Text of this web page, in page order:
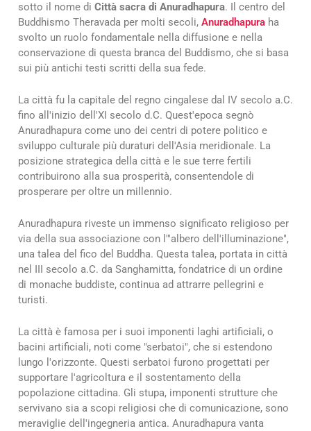
sotto il nome di Città sacra di Anuradhapura. Il centro del
Buddhismo Theravada per molti secoli, Anuradhapura ha
svolto un ruolo fondamentale nella diffusione e nella
conservazione di questa branca del Buddismo, che si basa
sui più antichi testi scritti della sua fede.
La città fu la capitale del regno cingalese dal IV secolo a.C.
fino all'inizio dell'XI secolo d.C. Quest'epoca segnò
Anuradhapura come uno dei centri di potere politico e
sviluppo culturale più duraturi dell'Asia meridionale. La
posizione strategica della città e le sue terre fertili
contribuirono alla sua prosperità, consentendole di
prosperare per oltre un millennio.
Anuradhapura riveste un immenso significato religioso per
via della sua associazione con l'"albero dell'illuminazione",
una talea del fico del Buddha. Questa talea, portata in città
nel III secolo a.C. da Sanghamitta, fondatrice di un ordine
di monache buddiste, continua ad attrarre pellegrini e
turisti.
La città è famosa per i suoi imponenti laghi artificiali, o
bacini artificiali, noti come "serbatoi", che si estendono
lungo l'orizzonte. Questi serbatoi furono progettati per
supportare l'agricoltura e il sostentamento della
popolazione cittadina. Gli stupa, imponenti strutture che
servivano sia a scopi religiosi che di comunicazione, sono
meraviglie dell'ingegneria antica. Anuradhapura vanta